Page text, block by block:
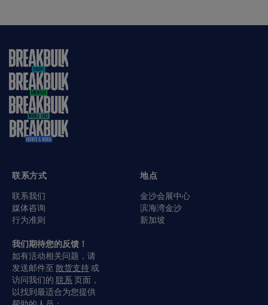
地点
金沙会展中心
滨海湾金沙
新加坡
联系方式
联系我们
媒体咨询
行为准则
我们期待您的反馈！
如有活动相关问题，请
发送邮件至 散货支持或
访问我们的 联系页面，
以找到最适合为您提供